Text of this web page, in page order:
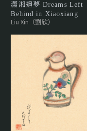
瀟湘遺夢 Dreams Left
Behind in Xiaoxiang
Liu Xin（劉欣）